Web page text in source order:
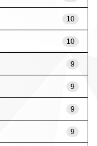
10
10
9
9
9
9